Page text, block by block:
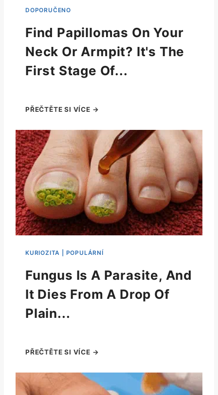
Find Papillomas On Your
Neck Or Armpit? It's The
First Stage Of...
Fungus Is A Parasite, And
It Dies From A Drop Of
Plain...